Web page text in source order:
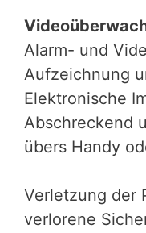
Alarm- und
Aufzeichnung
Elektronische
Abschreckend
übers Handy
Verletzung der
verlorene